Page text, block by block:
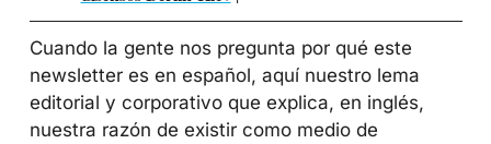
Cuando la gente nos pregunta por qué este
newsletter es en español, aquí nuestro lema
editorial y corporativo que explica, en inglés,
nuestra razón de existir como medio de